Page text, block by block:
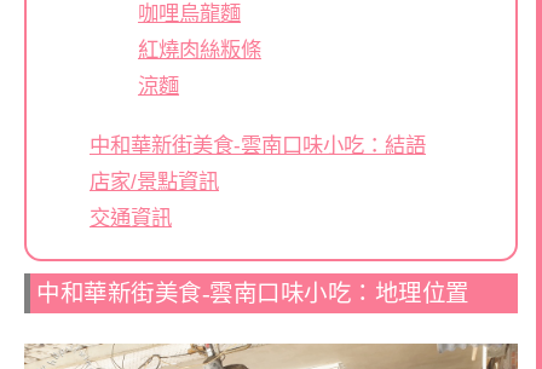
咖哩烏龍麵
紅燒肉絲粄條
涼麵
中和華新街美食-雲南口味小吃：結語
店家/景點資訊
交通資訊
中和華新街美食-雲南口味小吃：地理位置